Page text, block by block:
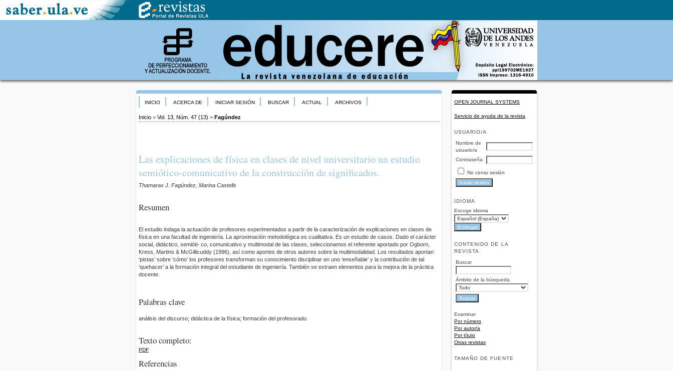
OPEN JOURNAL SYSTEMS
Servicio de ayuda de la revista
USUARIO/A
Nombre de
usuario/a
Contraseña
No cerrar sesión
IDIOMA
Escoge idioma
CONTENIDO DE LA
REVISTA
Buscar
Ámbito de la búsqueda
Examinar
Por número
Por autor/a
Por título
Otras revistas
TAMAÑO DE FUENTE
INICIO ACERCA DE INICIAR SESIÓN BUSCAR ACTUAL ARCHIVOS
Inicio > Vol. 13, Núm. 47 (13) > Fagúndez
Las explicaciones de física en clases de nivel universitario un estudio
semiótico-comunicativo de la construcción de significados.
Thamarax J. Fagúndez, Marina Castells
Resumen
El estudio indaga la actuación de profesores experimentados a partir de la caracterización de explicaciones en clases de
física en una facultad de ingeniería. La aproximación metodológica es cualitativa. Es un estudio de casos. Dado el carácter
social, didáctico, semióti- co, comunicativo y multimodal de las clases, seleccionamos el referente aportado por Ogborn,
Kress, Martins & McGillicuddy (1996), así como aportes de otros autores sobre la multimodalidad. Los resultados aportan
‘pistas’ sobre ‘cómo’ los profesores transforman su conocimiento disciplinar en uno ‘enseñable’ y la contribución de tal
‘quehacer’ a la formación integral del estudiante de ingeniería. También se extraen elementos para la mejora de la práctica
docente.
Palabras clave
análisis del discurso; didáctica de la física; formación del profesorado.
Texto completo:
PDF
Referencias